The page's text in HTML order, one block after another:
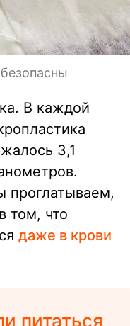
В каждой
3,1
проглатываем,
том, что
даже в крови
питаться